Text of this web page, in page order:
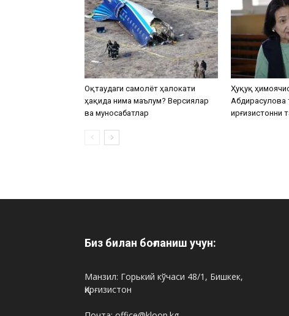
Оқтаудаги самолёт ҳалокати
ҳақида нима маълум? Версиялар
ва муносабатлар
Ҳуқуқ
Абдирасулова
Қирғизистонни
Биз билан боғланиш учун:
Манзил: Горький кўчаси 48/1, Бишкек,
Қирғизистон